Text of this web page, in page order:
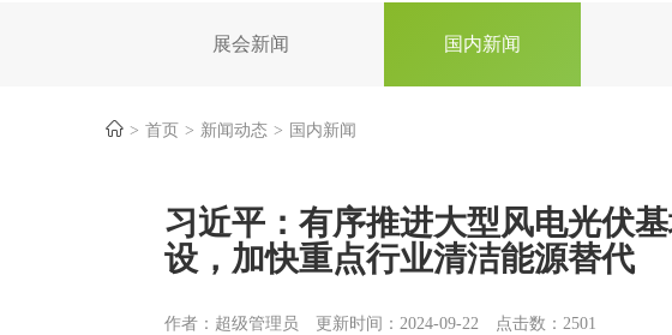
展会新闻 国内新闻
首页 新闻动态 国内新闻
习近平：有序推进大型风电光伏
设，加快重点行业清洁能源替代
作者：超级管理员 更新时间：2024-09-22 点击数：2501